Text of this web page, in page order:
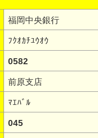
福岡中央銀行
ﾌｸｵｶﾁﾕｳｵｳ
0582
前原支店
ﾏｴﾊﾞﾙ
045